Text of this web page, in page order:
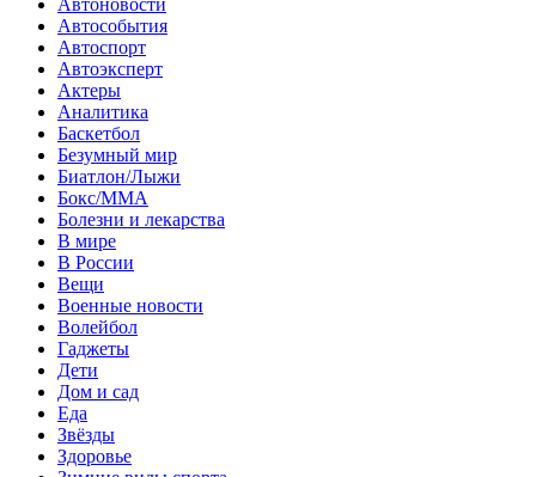
Автособытия
Автоспорт
Автоэксперт
Актеры
Аналитика
Баскетбол
Безумный мир
Биатлон/Лыжи
Бокс/MMA
Болезни и лекарства
В мире
В России
Вещи
Военные новости
Волейбол
Гаджеты
Дети
Дом и сад
Еда
Звёзды
Здоровье